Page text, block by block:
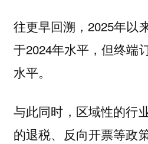
往更早回溯，2025年以
于2024年水平，但终端
水平。
与此同时，区域性的行
的退税、反向开票等政